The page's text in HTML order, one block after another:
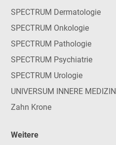
SPECTRUM Dermatologie
SPECTRUM Onkologie
SPECTRUM Pathologie
SPECTRUM Psychiatrie
SPECTRUM Urologie
UNIVERSUM INNERE MEDIZIN
Zahn Krone
Weitere